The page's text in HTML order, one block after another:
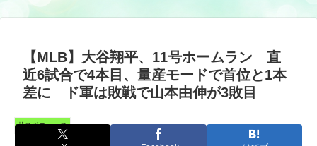
真が話題
【MLB】大谷翔平、11号ホームラン 直
近6試合で4本目、量産モードで首位と1本
差に ド軍は敗戦で山本由伸が3敗目
芸スポニュース